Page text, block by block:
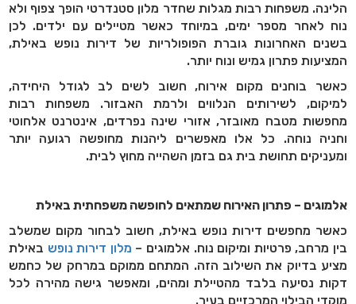
הלינה. משפחות רבות מגלות שחדר מלון סטנדרטי הופך צפוף ולא
נוח לאחר מספר ימים, במיוחד כאשר מטיילים עם ילדים. לכן
בשנים האחרונות גוברת הפופולריות של דירות נופש באילת,
המציעות פתרון גמיש ונוח יותר.
כאשר בוחנים מקום אירוח, חשוב לשים לב לגודל היחידה,
למיקום, לשירותים הנלווים ולרמת האבזור. משפחות רבות
מחפשות מטבח מאובזר, אזורי שינה נפרדים, אינטרנט אלחוטי
וחניה נוחה. כל אלו מאפשרים ליהנות מחופשה רגועה יותר
ומעניקים תחושת בית גם בזמן השהייה מחוץ לבית.
אלמוגים – פתרון האירוח שמתאים לחופשה משפחתית באילת
כאשר מחפשים דירות נופש באילת, חשוב לבחור מקום שמשלב
בין מרחב, פרטיות ומיקום נוח. אלמוגים –מלון דירות נופשבאילת
מציע בדיוק את השילוב הזה. המתחם ממוקם במרחק של כחמש
דקות נסיעה בלבד מהטיילת ומהים, ומאפשר גישה מהירה לכל
מוקדי הבילוי המרכזיים בעיר.